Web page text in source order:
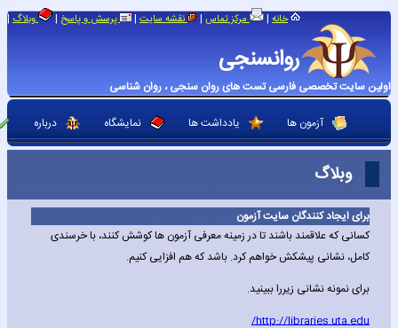
روانسنجی
اولین سایت تخصصی فارسی تست های روان سنجی ، روان شناسی
خانه | مرکز تماس | نقشه سایت | پرسش و پاسخ | وبلاگ |
آزمون ها یادداشت ها نمایشگاه درباره
وبلاگ
برای ایجاد کنندگان سایت آزمون
کسانی که علاقمند باشند تا در زمینه معرفی آزمون ها کوشش کنند، با خرسندی
کامل، نشانی پیشکش خواهم کرد. باشد که هم افزایی کنیم.
برای نمونه نشانی زیررا ببینید.
http://libraries.uta.edu/